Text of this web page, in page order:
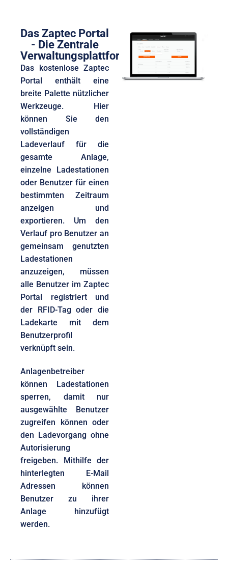
Das Zaptec Portal
- Die Zentrale
Verwaltungsplattform
Das kostenlose Zaptec
Portal enthält eine
breite Palette nützlicher
Werkzeuge. Hier
können Sie den
vollständigen
Ladeverlauf für die
gesamte Anlage,
einzelne Ladestationen
oder Benutzer für einen
bestimmten Zeitraum
anzeigen und
exportieren. Um den
Verlauf pro Benutzer an
gemeinsam genutzten
Ladestationen
anzuzeigen, müssen
alle Benutzer im Zaptec
Portal registriert und
der RFID-Tag oder die
Ladekarte mit dem
Benutzerprofil
verknüpft sein.
Anlagenbetreiber
können Ladestationen
sperren, damit nur
ausgewählte Benutzer
zugreifen können oder
den Ladevorgang ohne
Autorisierung
freigeben. Mithilfe der
hinterlegten E-Mail
Adressen können
Benutzer zu ihrer
Anlage hinzufügt
werden.